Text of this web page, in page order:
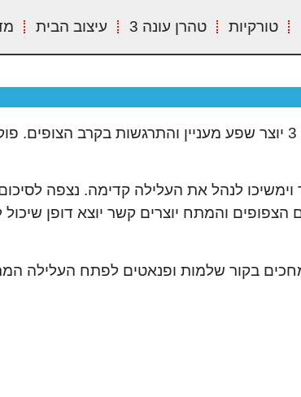
טורקיות טהרן עונה 3 עיצוב הבית
מזה לא רק עונה 3 של "בת השוטר" התחילה, אלא פרק 22 עונה 3 יוצר שפע מעניין
לנהל את העלילה קדימה. נצפה
והמתח יוצרים קשר יוצא דופן שיכול